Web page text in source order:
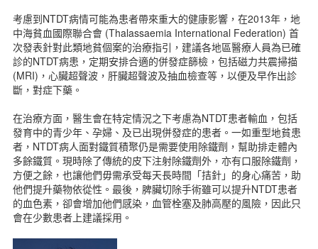
主頁
考慮到NTDT病情可能為患者帶來重大的健康影響，在2013年，地
中海貧血國際聯合會 (Thalassaemia International Federation) 首
次發表針對此類地貧個案的治療指引，建議各地區醫療人員為已確
診的NTDT病患，定期安排合適的併發症篩檢，包括磁力共震掃描
(MRI)，心臟超聲波，肝臟超聲波及抽血檢查等，以便及早作出診
斷，對症下藥。
在治療方面，醫生會在特定情況之下考慮為NTDT患者輸血，包括
發育中的青少年、孕婦、及已出現併發症的患者。一如重型地貧患
者，NTDT病人面對鐵質積聚仍是需要使用除鐵劑，幫助排走體內
多餘鐵質。現時除了傳統的皮下注射除鐵劑外，亦有口服除鐵劑，
方便之餘，也讓他們毋需承受每天長時間「拮針」的身心痛苦，助
他們提升藥物依從性。最後，脾臟切除手術雖可以提升NTDT患者
的血色素，卻會增加他們感染，血管栓塞及肺高壓的風險，因此只
會在少數患者上建議採用。